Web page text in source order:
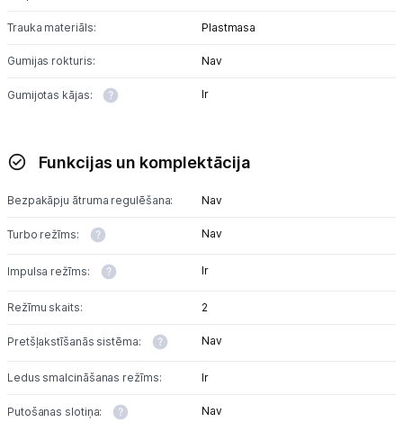
Kontakti
Trauka materiāls: Plastmasa
Gumijas rokturis: Nav
Gumijotas kājas: Ir
Funkcijas un komplektācija
Bezpakāpju ātruma regulēšana: Nav
Turbo režīms: Nav
Impulsa režīms: Ir
Režīmu skaits: 2
Pretšļakstīšanās sistēma: Nav
Ledus smalcināšanas režīms: Ir
Putošanas slotiņa: Nav